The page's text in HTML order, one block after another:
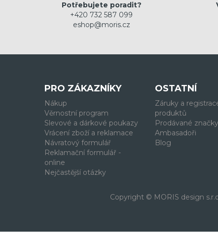
Potřebujete poradit?
+420 732 587 099
eshop@moris.cz
PRO ZÁKAZNÍKY
Nákup
Věrnostní program
Slevové a dárkové poukazy
Vrácení zboží a reklamace
Návratový formulář
Reklamační formulář -
online
Nejčastější otázky
OSTATNÍ
Záruky a
produktů
Prodávané značky
Ambasadoři
Blog
Copyright © MORIS design